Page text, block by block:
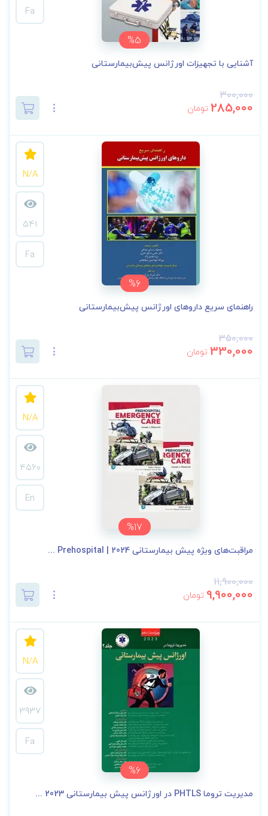
%5
Fa
آشنایی با تجهیزات اورژانس پیش‌بیمارستانی
300,000
285,000 تومان
%6
N/A
541
Fa
راهنمای سریع داروهای اورژانس پیش‌بیمارستانی
350,000
330,000 تومان
%17
N/A
4560
En
مراقبت‌های ویژه پیش بیمارستانی 2024 | Prehospital ...
11,900,000
9,900,000 تومان
%6
N/A
3937
Fa
مدیریت تروما PHTLS در اورژانس پیش بیمارستانی 2023 ...